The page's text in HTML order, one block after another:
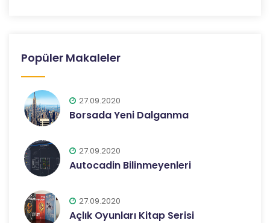
Popüler Makaleler
27.09.2020
Borsada Yeni Dalganma
27.09.2020
Autocadin Bilinmeyenleri
27.09.2020
Açlık Oyunları Kitap Serisi